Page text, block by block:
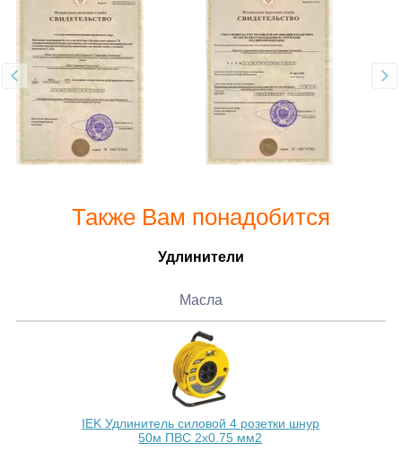
Также Вам понадобится
Удлинители
Масла
IEK Удлинитель силовой 4 розетки шнур
50м ПВС 2х0.75 мм2